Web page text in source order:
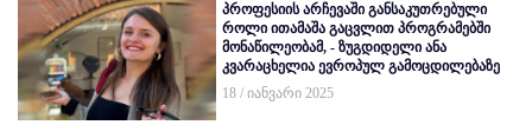
პროფესიის არჩევაში განსაკუთრებული
როლი ითამაშა გაცვლით პროგრამებში
მონაწილეობამ, - ზუგდიდელი ანა
კვარაცხელია ევროპულ გამოცდილებაზე
18 / იანვარი 2025